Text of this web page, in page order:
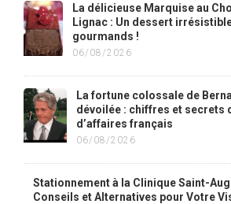
La délicieuse Marquise au
Lignac : Un dessert
gourmands !
06/08/2026
La fortune colossale de
dévoilée : chiffres et secrets
d’affaires français
06/08/2026
Stationnement à la Clinique Saint-
Conseils et Alternatives pour Votre